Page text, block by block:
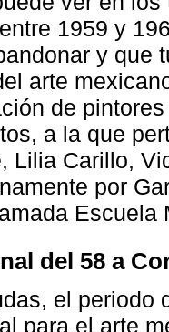
1959 y
y que
arte
de
a la que
Lilia Carillo,
por
Escuela
del 58 a
el periodo
para el arte